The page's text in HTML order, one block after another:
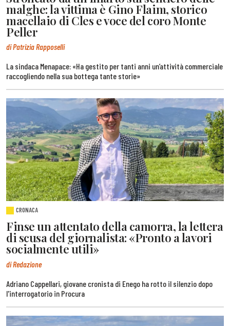
malghe: la vittima è Gino Flaim, storico
macellaio di Cles e voce del coro Monte
Peller
di Patrizia Rapposelli
La sindaca Menapace: «Ha gestito per tanti anni un’attività commerciale
raccogliendo nella sua bottega tante storie»
CRONACA
Finse un attentato della camorra, la lettera
di scusa del giornalista: «Pronto a lavori
socialmente utili»
di Redazione
Adriano Cappellari, giovane cronista di Enego ha rotto il silenzio dopo
l'interrogatorio in Procura